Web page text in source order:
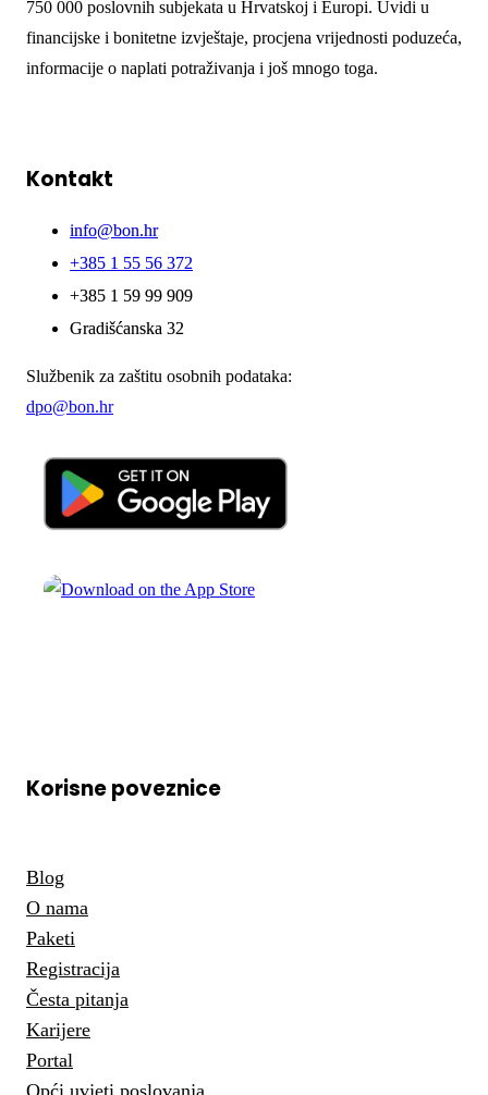
750 000 poslovnih subjekata u Hrvatskoj i Europi. Uvidi u
financijske i bonitetne izvještaje, procjena vrijednosti poduzeća,
informacije o naplati potraživanja i još mnogo toga.
Kontakt
info@bon.hr
+385 1 55 56 372
+385 1 59 99 909
Gradišćanska 32
Službenik za zaštitu osobnih podataka:
dpo@bon.hr
Korisne poveznice
Blog
O nama
Paketi
Registracija
Česta pitanja
Karijere
Portal
Opći uvjeti poslovanja